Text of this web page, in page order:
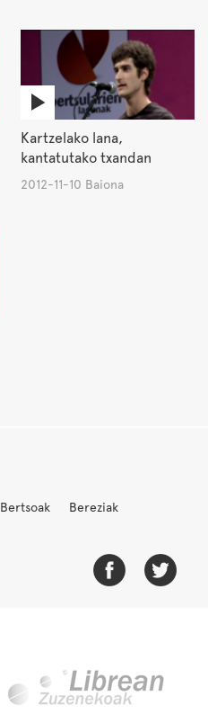
Kartzelako lana,
kantatutako txandan
2012-11-10 Baiona
Bertsoak
Bereziak